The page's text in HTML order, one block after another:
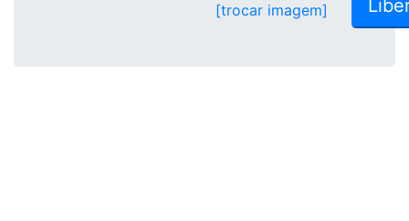
[trocar imagem]